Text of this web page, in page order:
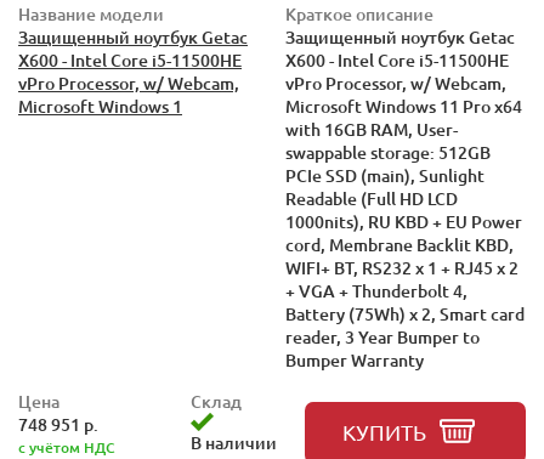
Название модели
Защищенный ноутбук Getac
X600 - Intel Core i5-11500HE
vPro Processor, w/ Webcam,
Microsoft Windows 1
Краткое описание
Защищенный ноутбук Getac
X600 - Intel Core i5-11500HE
vPro Processor, w/ Webcam,
Microsoft Windows 11 Pro x64
with 16GB RAM, User-
swappable storage: 512GB
PCIe SSD (main), Sunlight
Readable (Full HD LCD
1000nits), RU KBD + EU Power
cord, Membrane Backlit KBD,
WIFI+ BT, RS232 x 1 + RJ45 x 2
+ VGA + Thunderbolt 4,
Battery (75Wh) x 2, Smart card
reader, 3 Year Bumper to
Bumper Warranty
Цена
748 951 р.
с учётом НДС
Склад
В наличии
КУПИТЬ